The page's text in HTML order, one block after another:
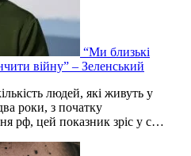
“Ми близькі
війну” – Зеленський
людей, які живуть у
роки, з початку
рф, цей показник зріс у с…